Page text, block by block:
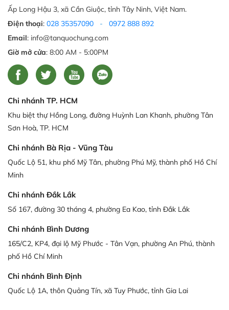
Ấp Long Hậu 3, xã Cần Giuộc, tỉnh Tây Ninh, Việt Nam.
Điện thoại: 028 35357090 -
0972 888 892
Email: info@tanquochung.com
Giờ mở cửa: 8:00 AM - 5:00PM
Chi nhánh TP. HCM
Khu biệt thự Hồng Long, đường Huỳnh Lan Khanh, phường Tân
Sơn Hoà, TP. HCM
Chi nhánh Bà Rịa - Vũng Tàu
Quốc Lộ 51, khu phố Mỹ Tân, phường Phú Mỹ, thành phố Hồ Chí
Minh
Chi nhánh Đắk Lắk
Số 167, đường 30 tháng 4, phường Ea Kao, tỉnh Đắk Lắk
Chi nhánh Bình Dương
165/C2, KP4, đại lộ Mỹ Phước - Tân Vạn, phường An Phú, thành
phố Hồ Chí Minh
Chi nhánh Bình Định
Quốc Lộ 1A, thôn Quảng Tín, xã Tuy Phước, tỉnh Gia Lai